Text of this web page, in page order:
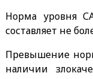
Норма уровня
составляет не
Превышение
наличии